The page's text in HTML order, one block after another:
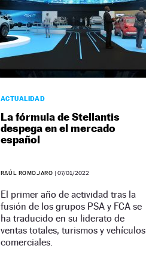
ACTUALIDAD
La fórmula de Stellantis
despega en el mercado
español
RAÚL ROMOJARO | 07/01/2022
El primer año de actividad tras la
fusión de los grupos PSA y FCA se
ha traducido en su liderato de
ventas totales, turismos y vehículos
comerciales.